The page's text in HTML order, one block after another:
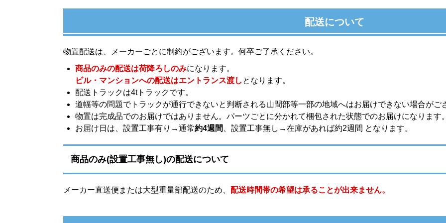
配送について
物置配送は、メーカーごとに制約がございます。何卒ご了承ください。
商品のみの配送は荷降ろしのみになります。
ビル・マンションへの配送はエントランス渡し となります。
配送トラックは4tトラックです。
道幅等の問題でトラックが通行できないと判断される山間部等一部の地域へはお届けできない場合がご
物置は完成品でのお届けではありません。パーツごとに分かれて梱包された状態でのお届けになります。
お届け日は、設置工事有り→通常約4週間 、設置工事無し→在庫があれば約2週間 となります。
商品のみ(設置工事無し)の配送について
メーカー直送便または大型重量部配送のため、 配送時間帯の希望は承ることが出来ません。